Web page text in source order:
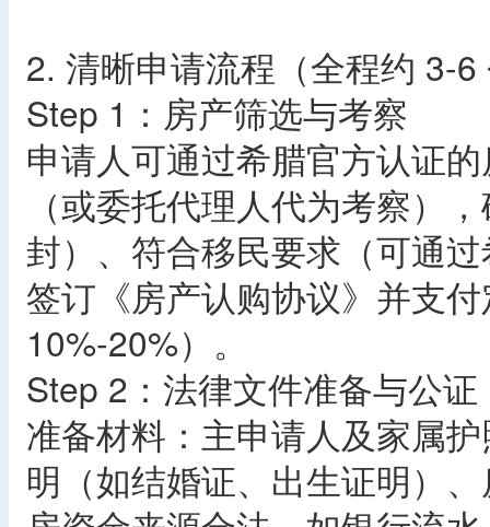
2. 清晰申请流程（全程约 3-
Step 1：房产筛选与考察​
申请人可通过希腊官方认证
（或委托代理人代为考察）
封）、符合移民要求（可通
签订《房产认购协议》并支
10%-20%）。​
Step 2：法律文件准备与公证​
准备材料：主申请人及家属
明（如结婚证、出生证明）